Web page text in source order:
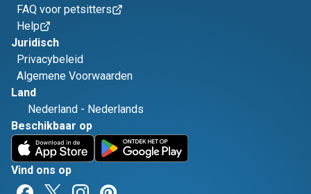
FAQ voor petsitters
Help
Juridisch
Privacybeleid
Algemene Voorwaarden
Land
Nederland - Nederlands
Beschikbaar op
Vind ons op